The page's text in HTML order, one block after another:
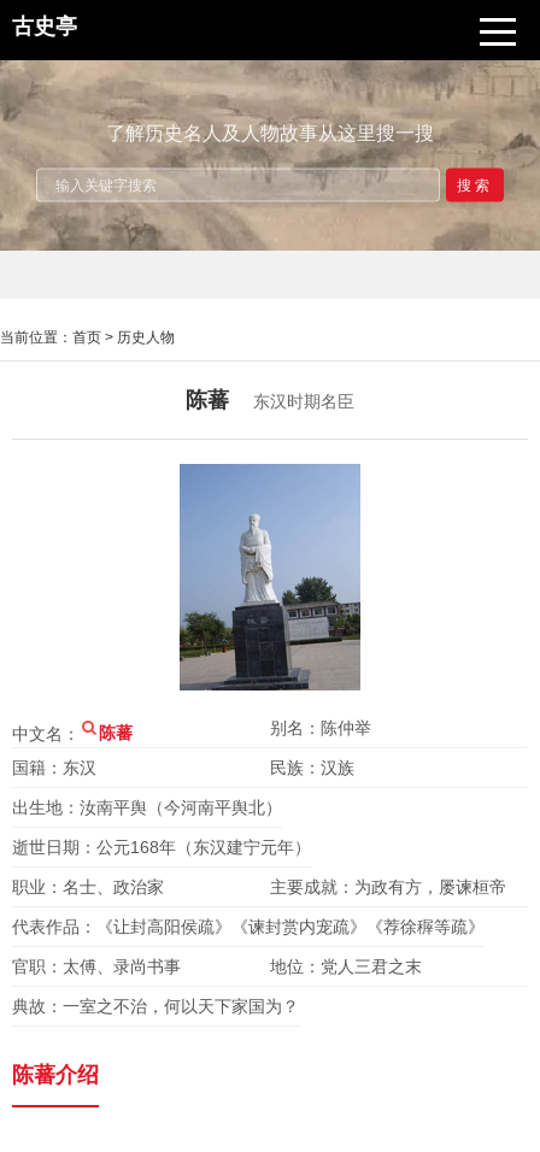
古史亭
了解历史名人及人物故事从这里搜一搜
搜索
当前位置： 首页 > 历史人物
陈蕃 东汉时期名臣
中文名： 陈蕃 别名：陈仲举
国籍：东汉 民族：汉族
出生地：汝南平舆（今河南平舆北）
逝世日期：公元168年（东汉建宁元年）
职业：名士、政治家 主要成就：为政有方，屡谏桓帝
代表作品：《让封高阳侯疏》《谏封赏内宠疏》《荐徐稺等疏》
官职：太傅、录尚书事 地位：党人三君之末
典故：一室之不治，何以天下家国为？
陈蕃介绍